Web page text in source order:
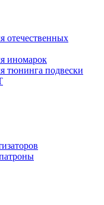
отечественных
иномарок
тюнинга подвeски